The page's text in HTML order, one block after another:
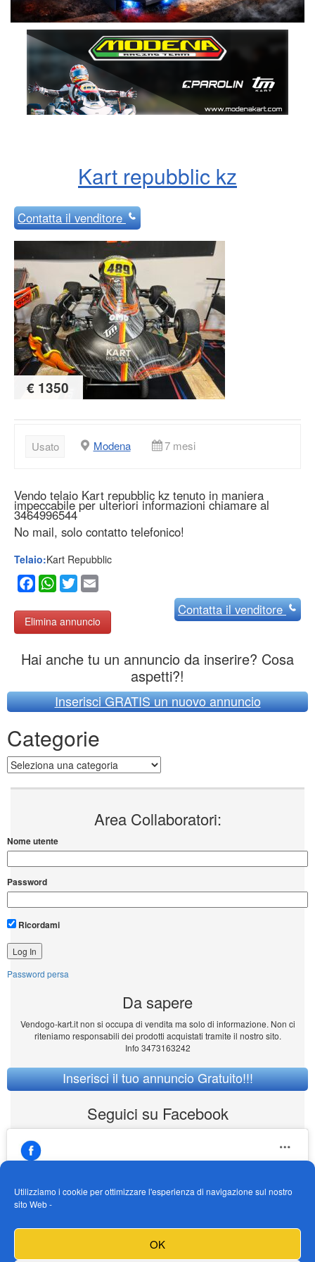
Utilizziamo i cookie per ottimizzare l'esperienza di navigazione sul nostro
sito Web -
OK
Kart repubblic kz
Contattail venditore
€ 1350
Usato Modena 7 mesi
Vendo telaio Kart repubblic kz tenuto in maniera
impeccabile per ulteriori informazioni chiamare al
3464996544
No mail, solo contatto telefonico!
Telaio:Kart Repubblic
Facebook
WhatsApp
Twitter
Elimina annuncio
Contattail venditore
Hai anche tu un annuncio da inserire? Cosa
aspetti?!
Inserisci GRATIS un nuovo annuncio
Categorie
Categorie
Area Collaboratori:
Nome utente
Password
Ricordami
Password persa
Da sapere
Vendogo-kart.it non si occupa di vendita ma solo di informazione. Non ci
riteniamo responsabili dei prodotti acquistati tramite il nostro sito.
Info 3473163242
Inserisci il tuo annuncio Gratuito!!!
Seguici su Facebook
https://www.facebook.com/Vendogokartit/
Fai clic per accettare i cookie marketing e
abilitare questo contenuto